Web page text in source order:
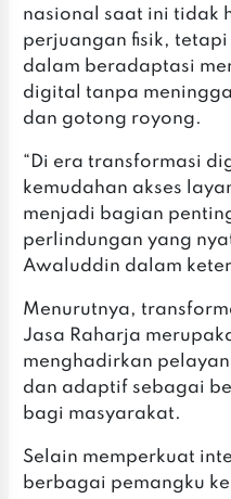
nasional saat ini tidak
perjuangan fisik,
dalam beradaptasi
digital tanpa
dan gotong royong.
‎“Di era transformasi
kemudahan akses
menjadi bagian
perlindungan yang
Awaluddin dalam
‎Menurutnya,
Jasa Raharja
menghadirkan
dan adaptif sebagai
bagi masyarakat.
‎Selain memperkuat
berbagai pemangku